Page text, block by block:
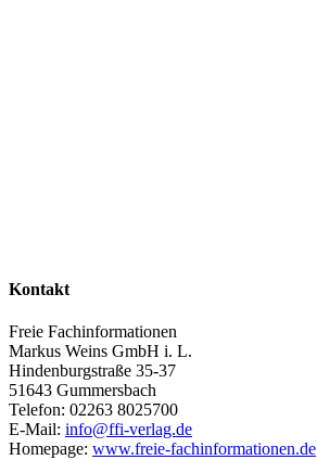
Kontakt
Freie Fachinformationen
Markus Weins GmbH i. L.
Hindenburgstraße 35-37
51643 Gummersbach
Telefon: 02263 8025700
E-Mail: info@ffi-verlag.de
Homepage: www.freie-fachinformationen.de